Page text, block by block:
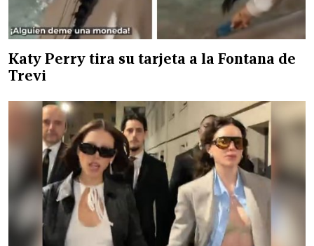
Katy Perry tira su tarjeta a la Fontana de
Trevi